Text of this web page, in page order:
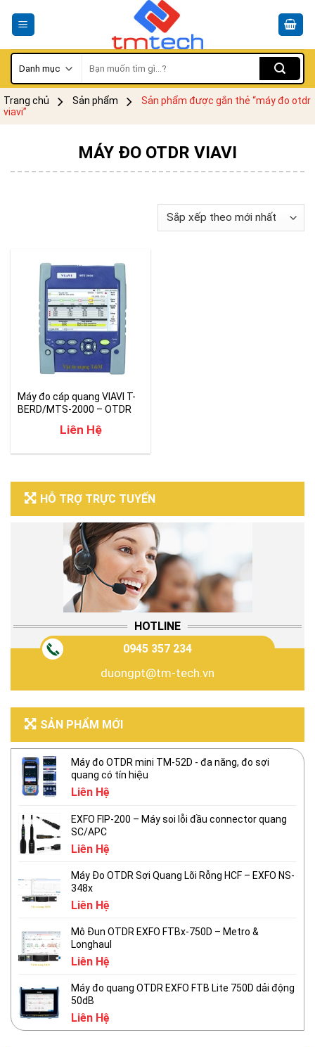
kiếm:
Trang chủ Sản phẩm
Sản phẩm được gắn thẻ “máy đo otdr
viavi”
HỖ TRỢ TRỰC TUYẾN
HOTLINE
0945 357 234
duongpt@tm-tech.vn
SẢN PHẨM MỚI
Máy đo OTDR mini TM-52D - đa năng, đo sợi
quang có tín hiệu
Liên Hệ
EXFO FIP-200 – Máy soi lỗi đầu connector quang
SC/APC
Liên Hệ
Máy Đo OTDR Sợi Quang Lõi Rỗng HCF – EXFO NS-
348x
Liên Hệ
Mô Đun OTDR EXFO FTBx-750D – Metro &
Longhaul
Liên Hệ
Máy đo quang OTDR EXFO FTB Lite 750D dải động
50dB
Liên Hệ
MÁY ĐO OTDR VIAVI
Máy đo cáp quang VIAVI T-
BERD/MTS-2000 – OTDR
Liên Hệ